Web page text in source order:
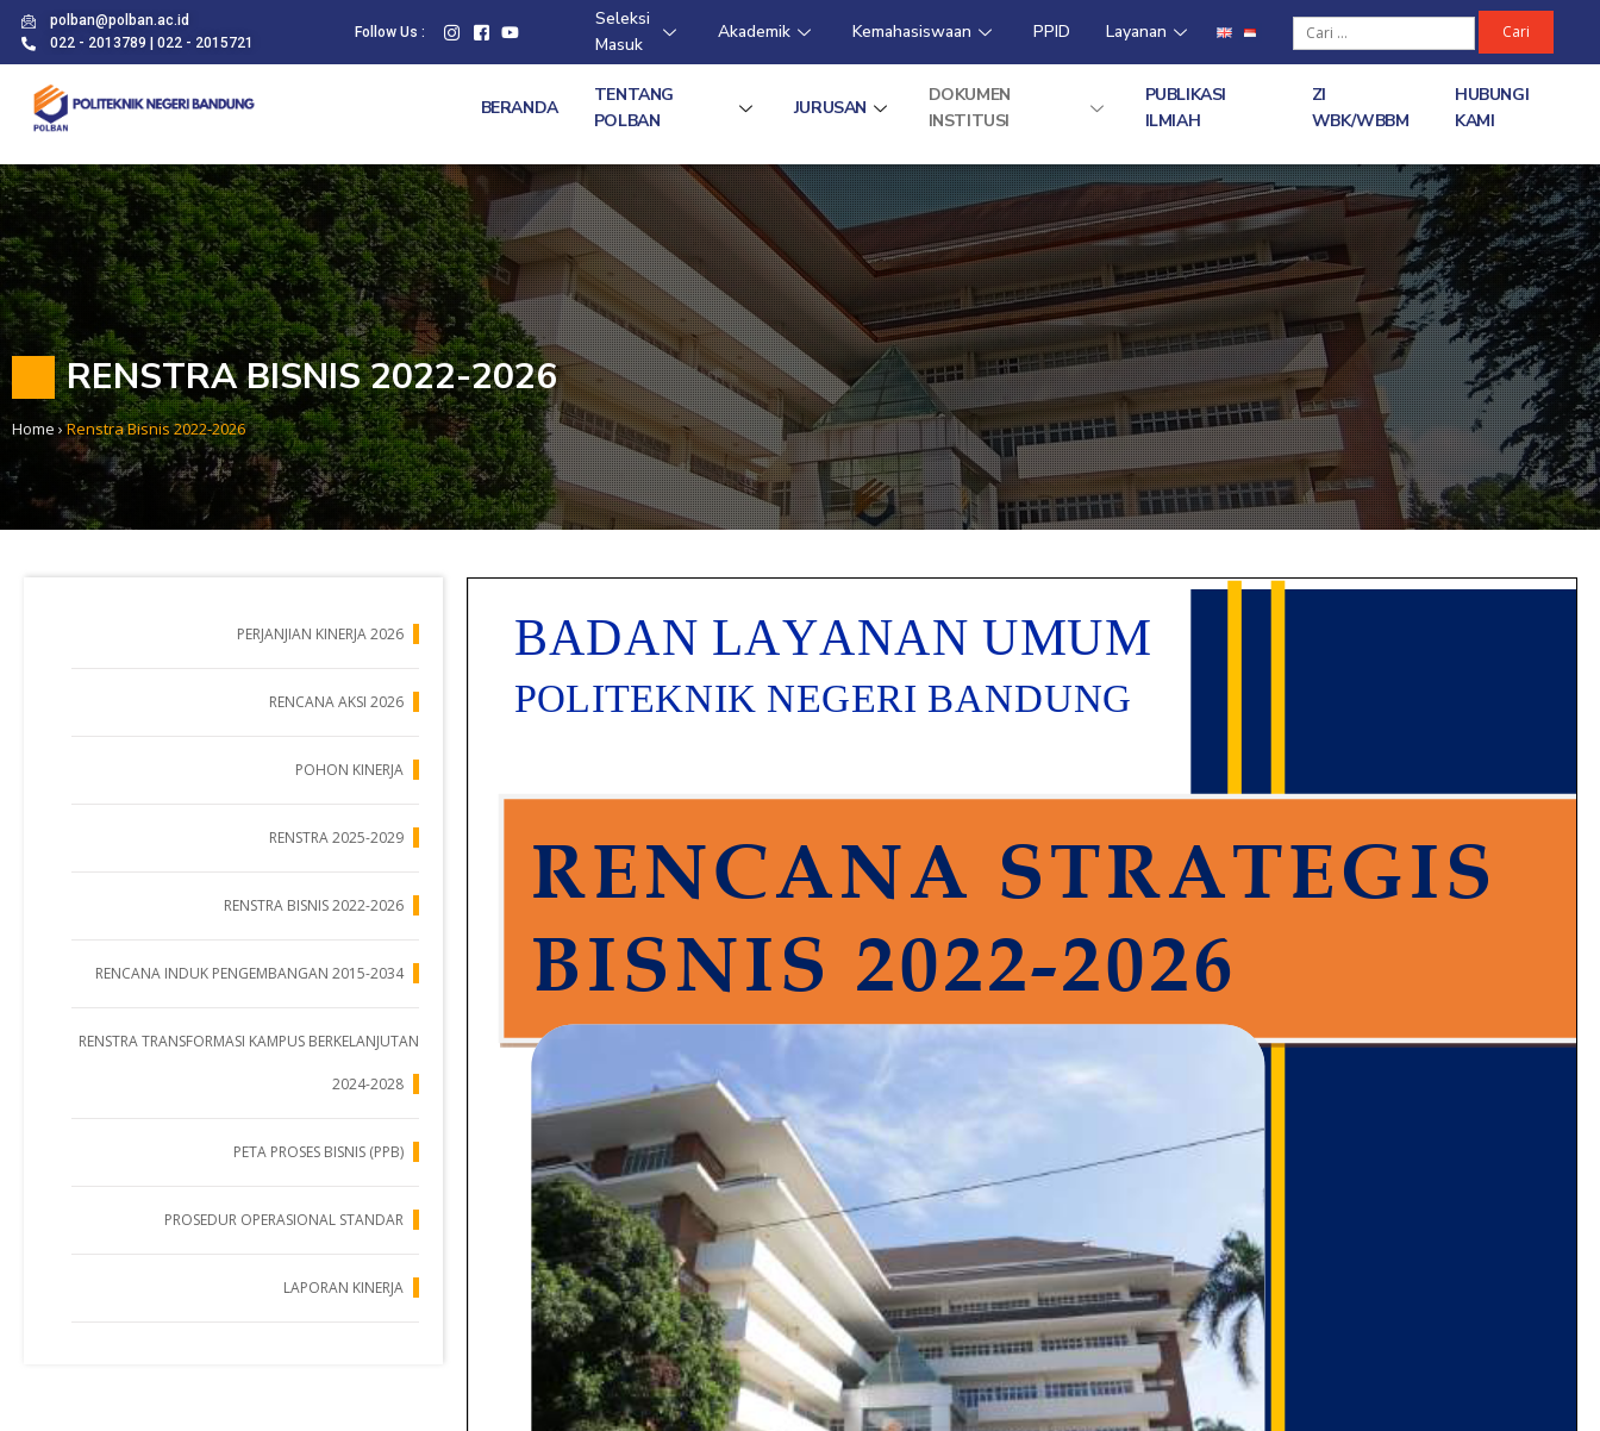
polban@polban.ac.id
022 - 2013789 | 022 - 2015721
Follow Us :
Seleksi
Masuk
Akademik Kemahasiswaan PPID Layanan
BERANDA
TENTANG
POLBAN
JURUSAN
DOKUMEN
INSTITUSI
PUBLIKASI
ILMIAH
ZI
WBK/WBBM
HUBUNGI
KAMI
RENSTRA BISNIS 2022-2026
Home › Renstra Bisnis 2022-2026
PERJANJIAN KINERJA 2026
RENCANA AKSI 2026
POHON KINERJA
RENSTRA 2025-2029
RENSTRA BISNIS 2022-2026
RENCANA INDUK PENGEMBANGAN 2015-2034
RENSTRA TRANSFORMASI KAMPUS BERKELANJUTAN
2024-2028
PETA PROSES BISNIS (PPB)
PROSEDUR OPERASIONAL STANDAR
LAPORAN KINERJA